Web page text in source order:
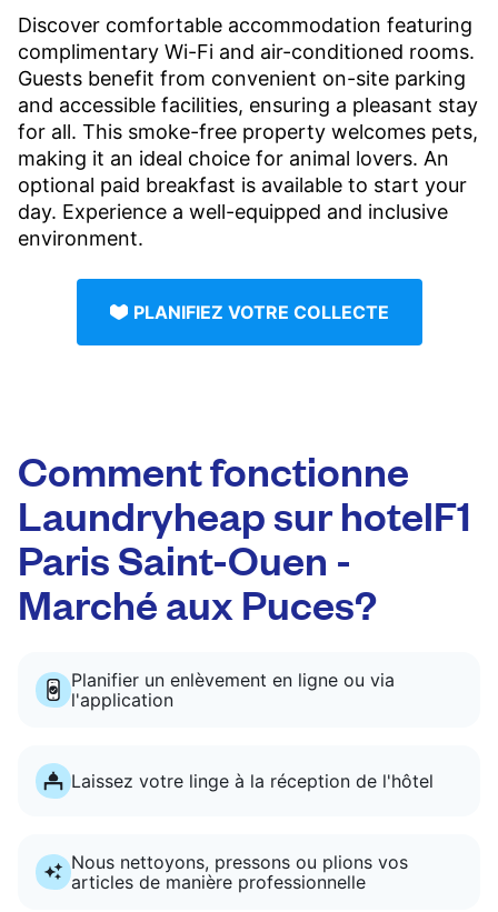
Discover comfortable accommodation featuring
complimentary Wi-Fi and air-conditioned rooms.
Guests benefit from convenient on-site parking
and accessible facilities, ensuring a pleasant stay
for all. This smoke-free property welcomes pets,
making it an ideal choice for animal lovers. An
optional paid breakfast is available to start your
day. Experience a well-equipped and inclusive
environment.
PLANIFIEZ VOTRE COLLECTE
Comment fonctionne
Laundryheap sur hotelF1
Paris Saint-Ouen -
Marché aux Puces?
Planifier un enlèvement en ligne ou via
l'application
Laissez votre linge à la réception de l'hôtel
Nous nettoyons, pressons ou plions vos
articles de manière professionnelle